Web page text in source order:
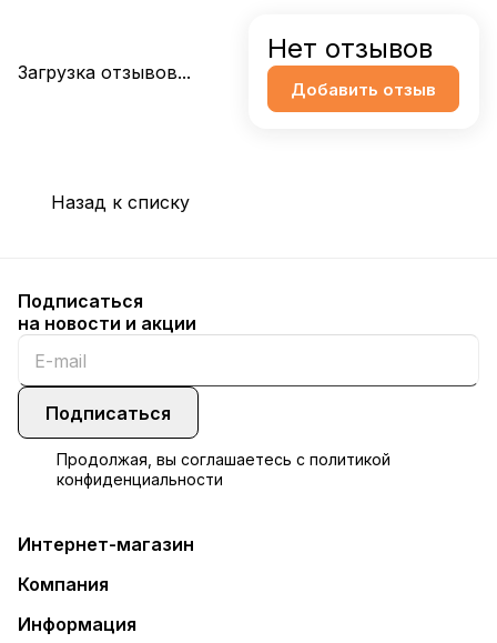
Загрузка отзывов...
Нет отзывов
Добавить отзыв
Назад к списку
Подписаться
на новости и акции
Подписаться
Продолжая, вы соглашаетесь с политикой
конфиденциальности
Интернет-магазин
Компания
Информация